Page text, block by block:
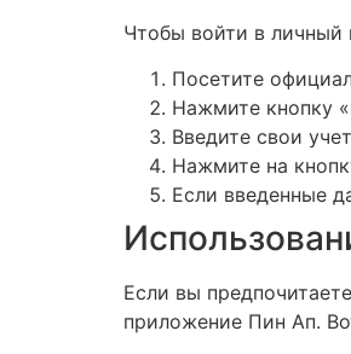
Чтобы войти в личный
Посетите
Нажмите кнопку
Введите свои
Нажмите на
Если введенные
Если вы
приложение Пин Ап.